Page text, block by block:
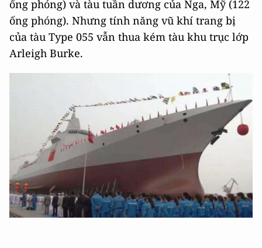
ống phóng) và tàu tuần dương của Nga, Mỹ (122
ống phóng). Nhưng tính năng vũ khí trang bị
của tàu Type 055 vẫn thua kém tàu khu trục lớp
Arleigh Burke.